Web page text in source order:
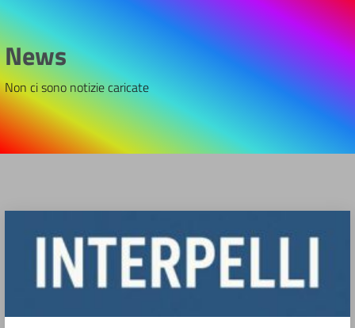
News
Non ci sono notizie caricate